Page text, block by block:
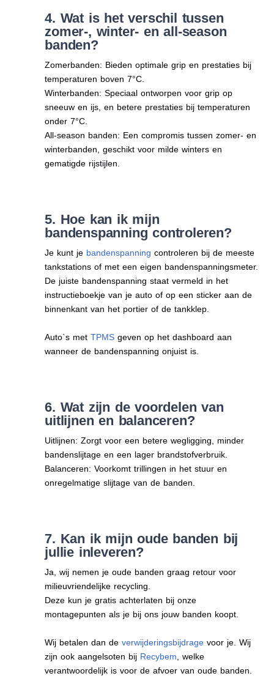
4. Wat is het verschil tussen
zomer-, winter- en all-season
banden?
Zomerbanden: Bieden optimale grip en prestaties bij
temperaturen boven 7°C.
Winterbanden: Speciaal ontworpen voor grip op
sneeuw en ijs, en betere prestaties bij temperaturen
onder 7°C.
All-season banden: Een compromis tussen zomer- en
winterbanden, geschikt voor milde winters en
gematigde rijstijlen.
5. Hoe kan ik mijn
bandenspanning controleren?
Je kunt je bandenspanning controleren bij de meeste
tankstations of met een eigen bandenspanningsmeter.
De juiste bandenspanning staat vermeld in het
instructieboekje van je auto of op een sticker aan de
binnenkant van het portier of de tankklep.
Auto`s metTPMS geven op het dashboard aan
wanneer de bandenspanning onjuist is.
6. Wat zijn de voordelen van
uitlijnen en balanceren?
Uitlijnen: Zorgt voor een betere wegligging, minder
bandenslijtage en een lager brandstofverbruik.
Balanceren: Voorkomt trillingen in het stuur en
onregelmatige slijtage van de banden.
7. Kan ik mijn oude banden bij
jullie inleveren?
Ja, wij nemen je oude banden graag retour voor
milieuvriendelijke recycling.
Deze kun je gratis achterlaten bij onze
montagepunten als je bij ons jouw banden koopt.
Wij betalen dan deverwijderingsbijdrage voor je. Wij
zijn ook aangelsoten bij Recybem , welke
verantwoordelijk is voor de afvoer van oude banden.